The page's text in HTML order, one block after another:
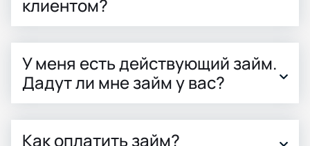
клиентом?
У меня есть действующий займ.
Дадут ли мне займ у вас?
Как оплатить займ?